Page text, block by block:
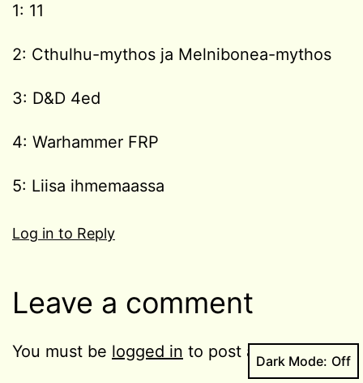
1: 11
2: Cthulhu-mythos ja Melnibonea-mythos
3: D&D 4ed
4: Warhammer FRP
5: Liisa ihmemaassa
Log in to Reply
Leave a comment
You must be logged in to post a comment.
Dark Mode: